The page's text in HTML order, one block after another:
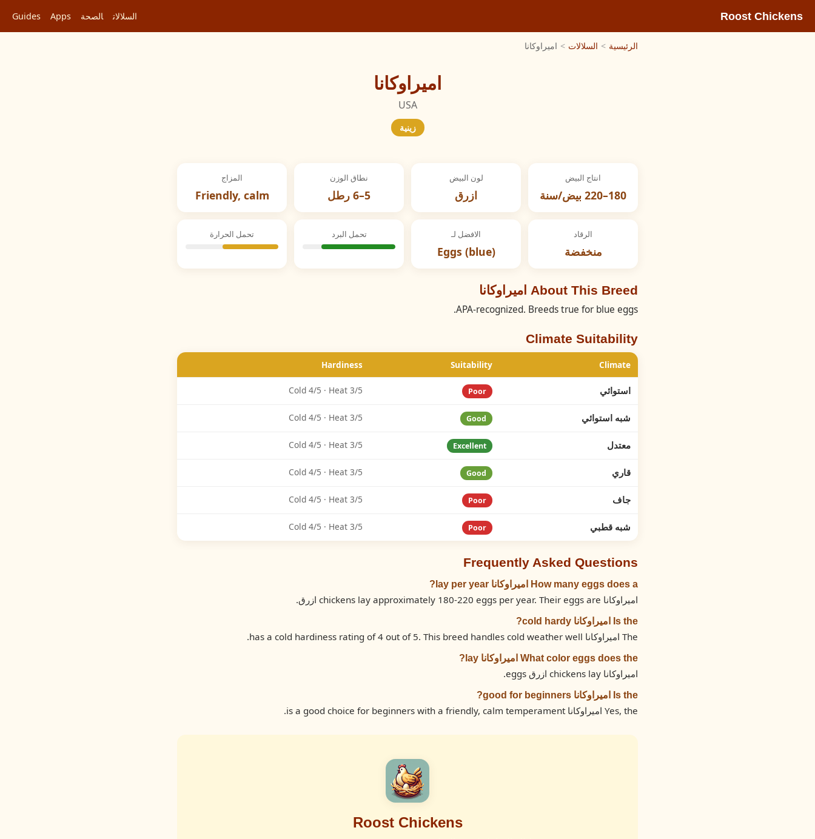
Roost Chickens السلالات الصحة Guides Apps
الرئيسية > السلالات > اميراوكانا
اميراوكانا
USA
زينية
انتاج البيض
180–220 بيض/سنة
لون البيض
ازرق
نطاق الوزن
5–6 رطل
المزاج
Friendly, calm
الرقاد
منخفضة
الافضل لـ
Eggs (blue)
تحمل البرد تحمل الحرارة
About This Breed اميراوكانا
APA-recognized. Breeds true for blue eggs.
Climate Suitability
Climate
Suitability
Hardiness
استوائي Poor
Cold 4/5 · Heat 3/5
شبه استوائي Good
Cold 4/5 · Heat 3/5
معتدل Excellent
Cold 4/5 · Heat 3/5
قاري Good
Cold 4/5 · Heat 3/5
جاف Poor
Cold 4/5 · Heat 3/5
شبه قطبي Poor
Cold 4/5 · Heat 3/5
Frequently Asked Questions
How many eggs does a اميراوكانا lay per year?
اميراوكانا chickens lay approximately 180-220 eggs per year. Their eggs are ازرق.
Is the اميراوكانا cold hardy?
The اميراوكانا has a cold hardiness rating of 4 out of 5. This breed handles cold weather well.
What color eggs does the اميراوكانا lay?
اميراوكانا chickens lay ازرق eggs.
Is the اميراوكانا good for beginners?
Yes, the اميراوكانا is a good choice for beginners with a friendly, calm temperament.
Roost Chickens